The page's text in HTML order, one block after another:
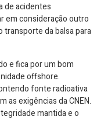
de acidentes
em consideração outro
transporte da balsa para
e fica por um bom
offshore.
fonte radioativa
as exigências da CNEN.
mantida e o